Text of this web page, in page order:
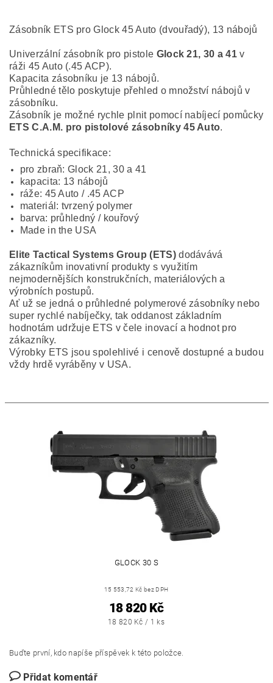
Zásobník ETS pro Glock 45 Auto (dvouřadý), 13 nábojů
Univerzální zásobník pro pistole Glock 21, 30 a 41 v
ráži 45 Auto (.45 ACP).
Kapacita zásobníku je 13 nábojů.
Průhledné tělo poskytuje přehled o množství nábojů v
zásobníku.
Zásobník je možné rychle plnit pomocí nabíjecí pomůcky
ETS C.A.M. pro pistolové zásobníky 45 Auto.
Technická specifikace:
pro zbraň: Glock 21, 30 a 41
kapacita: 13 nábojů
ráže: 45 Auto / .45 ACP
materiál: tvrzený polymer
barva: průhledný / kouřový
Made in the USA
Elite Tactical Systems Group (ETS)dodávává
zákazníkům inovativní produkty s využitím
nejmodernějších konstrukčních, materiálových a
výrobních postupů.
Ať už se jedná o průhledné polymerové zásobníky nebo
super rychlé nabíječky, tak oddanost základním
hodnotám udržuje ETS v čele inovací a hodnot pro
zákazníky.
Výrobky ETS jsou spolehlivé i cenově dostupné a budou
vždy hrdě vyráběny v USA.
GLOCK 30 S
15 553,72 Kč bez DPH
18 820 Kč
18 820 Kč / 1 ks
Buďte první, kdo napíše příspěvek k této položce.
Přidat komentář